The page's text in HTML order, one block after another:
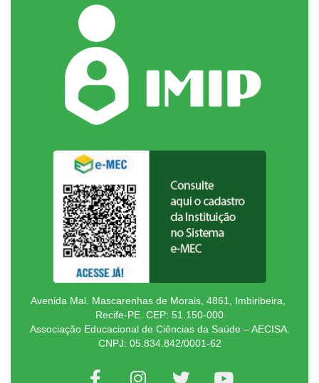
Avenida Mal. Mascarenhas de Morais, 4861, Imbiribeira,
Recife-PE. CEP: 51.150-000
Associação Educacional de Ciências da Saúde – AECISA.
CNPJ: 05.834.842/0001-62